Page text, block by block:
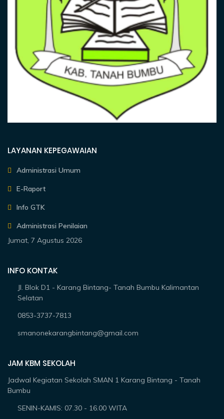
LAYANAN KEPEGAWAIAN
Administrasi Umum
E-Raport
Info GTK
Administrasi Penilaian
Jumat, 7 Agustus 2026
INFO KONTAK
Jl. Blok D1 - Karang Bintang- Tanah Bumbu Kalimantan
Selatan
0853-3737-7813
smanonekarangbintang@gmail.com
JAM KBM SEKOLAH
Jadwal Kegiatan Sekolah SMAN 1 Karang Bintang - Tanah
Bumbu
SENIN-KAMIS: 07.30 - 16.00 WITA